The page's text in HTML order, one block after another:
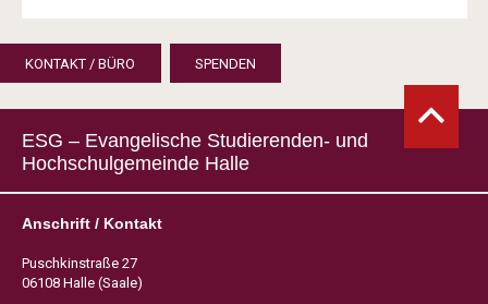
KONTAKT / BÜRO SPENDEN
ESG – Evangelische Studierenden- und
Hochschulgemeinde Halle
Anschrift / Kontakt
Puschkinstraße 27
06108 Halle (Saale)